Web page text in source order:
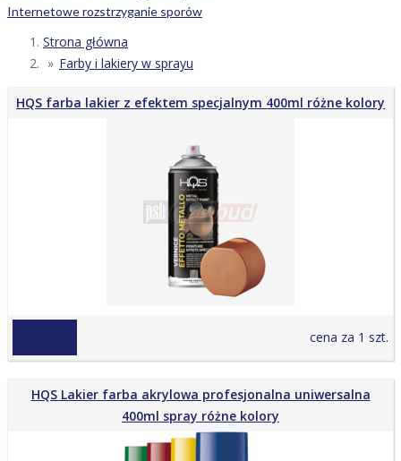
Internetowe rozstrzyganie sporów
Strona główna
Farby i lakiery w sprayu
HQS farba lakier z efektem specjalnym 400ml różne kolory
cena za 1 szt.
HQS Lakier farba akrylowa profesjonalna uniwersalna
400ml spray różne kolory